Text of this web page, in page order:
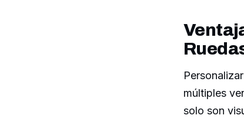
múltiples
solo son